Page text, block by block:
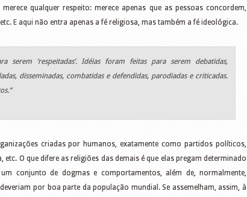
qualquer respeito: merece apenas que as pessoas concordem,
E aqui não entra apenas a fé religiosa, mas também a fé ideológica.
serem ‘respeitadas’. Idéias foram feitas para serem debatidas,
disseminadas, combatidas e defendidas, parodiadas e criticadas.
criadas por humanos, exatamente como partidos políticos,
etc. O que difere as religiões das demais é que elas pregam determinado
conjunto de dogmas e comportamentos, além de, normalmente,
por boa parte da população mundial. Se assemelham, assim, à